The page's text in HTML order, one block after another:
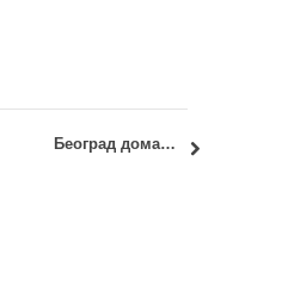
Београд домаћин Saint-Gobain Architecture Student Contest 2026